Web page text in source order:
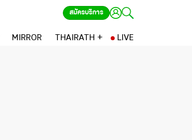
สมัครบริการ
MIRROR THAIRATH + LIVE